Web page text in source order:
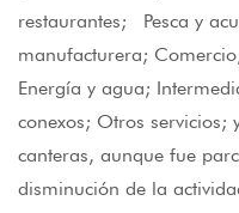
restaurantes; Pesca y
manufacturera;
Energía y agua;
conexos; Otros servicios;
canteras, aunque fue
disminución de la